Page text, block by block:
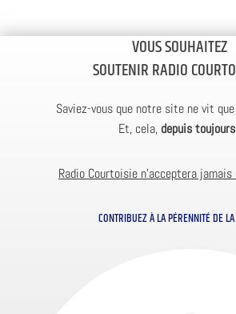
VOUS SOUHAITEZ
SOUTENIR RADIO
Saviez-vous que notre site ne vit
Et, cela, depuis
Radio Courtoisie n’acceptera
CONTRIBUEZ À LA PÉRENNITÉ DE